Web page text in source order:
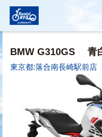
BMW G310GS 青
東京都:落合南長崎駅前店